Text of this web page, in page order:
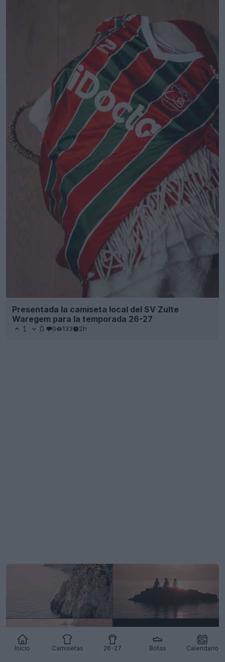
Inicio Camisetas 26-27 Botas Calendario
Presentada la camiseta local del SV Zulte
Waregem para la temporada 26-27
1 0 0 133 2h